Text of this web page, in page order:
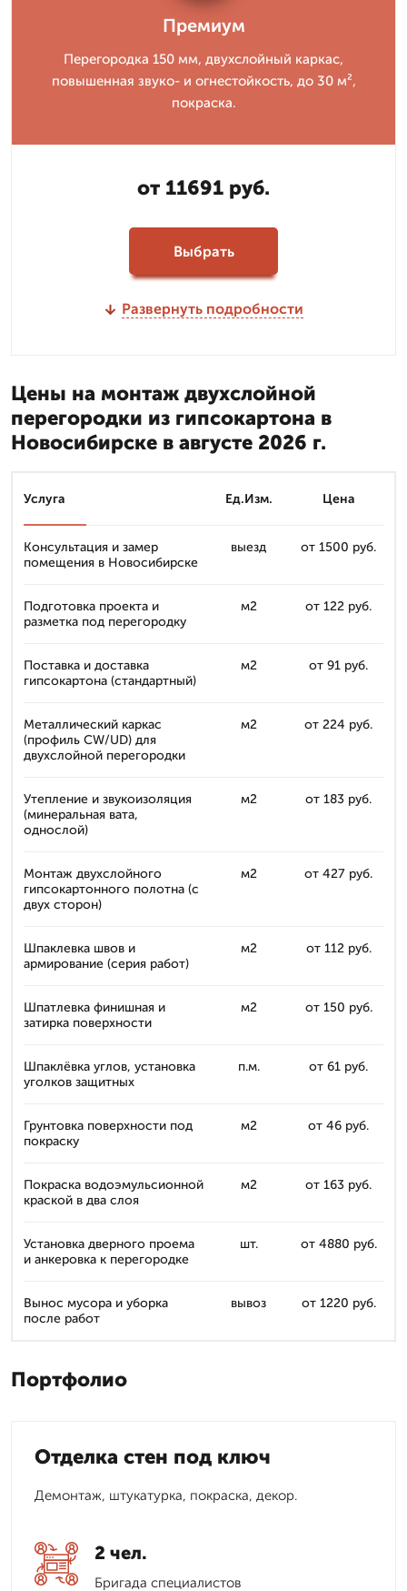
Премиум
Перегородка 150 мм, двухслойный каркас,
повышенная звуко- и огнестойкость, до 30 м²,
покраска.
от 11691 руб.
Выбрать
Развернуть подробности
Цены на монтаж двухслойной
перегородки из гипсокартона в
Новосибирске в августе 2026 г.
Услуга Ед.Изм. Цена
Консультация и замер
помещения в Новосибирске
выезд от 1500 руб.
Подготовка проекта и
разметка под перегородку
м2 от 122 руб.
Поставка и доставка
гипсокартона (стандартный)
м2 от 91 руб.
Металлический каркас
(профиль CW/UD) для
двухслойной перегородки
м2 от 224 руб.
Утепление и звукоизоляция
(минеральная вата,
однослой)
м2 от 183 руб.
Монтаж двухслойного
гипсокартонного полотна (с
двух сторон)
м2 от 427 руб.
Шпаклевка швов и
армирование (серия работ)
м2 от 112 руб.
Шпатлевка финишная и
затирка поверхности
м2 от 150 руб.
Шпаклёвка углов, установка
уголков защитных
п.м. от 61 руб.
Грунтовка поверхности под
покраску
м2 от 46 руб.
Покраска водоэмульсионной
краской в два слоя
м2 от 163 руб.
Установка дверного проема
и анкеровка к перегородке
шт. от 4880 руб.
Вынос мусора и уборка
после работ
вывоз от 1220 руб.
Портфолио
Отделка стен под ключ
Демонтаж, штукатурка, покраска, декор.
2 чел.
Бригада специалистов